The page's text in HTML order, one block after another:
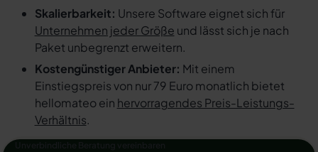
Skalierbarkeit: Unsere Software eignet sich für
Unternehmen jeder Größe und lässt sich je nach
Paket unbegrenzt erweitern.
Kostengünstiger Anbieter: Mit einem
Einstiegspreis von nur 79 Euro monatlich bietet
hellomateo ein hervorragendes Preis-Leistungs-
Verhältnis.